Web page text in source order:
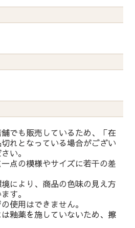
でも販売しているため、「在
れとなっている場合がござい
い。
点の模様やサイズに若干の差
により、商品の色味の見え方
す。
使用はできません。
釉薬を施していないため、擦